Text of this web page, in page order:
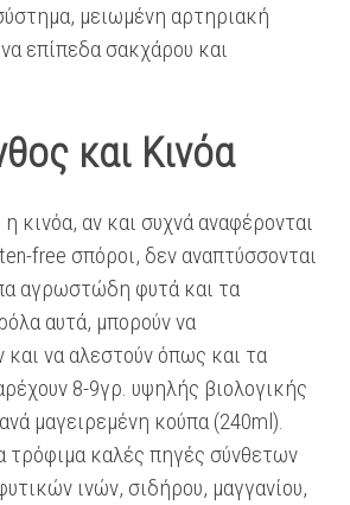
μειωμένη αρτηριακή
επίπεδα σακχάρου και
και Κινόα
κινόα, αν και συχνά αναφέρονται
free σπόροι, δεν αναπτύσσονται
αγρωστώδη φυτά και τα
αυτά, μπορούν να
να αλεστούν όπως και τα
8-9γρ. υψηλής βιολογικής
μαγειρεμένη κούπα (240ml).
τρόφιμα καλές πηγές σύνθετων
ινών, σιδήρου, μαγγανίου,